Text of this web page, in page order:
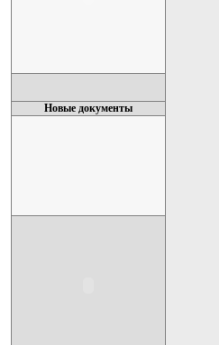
Новые документы